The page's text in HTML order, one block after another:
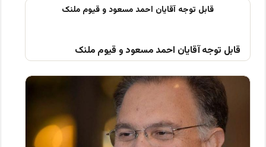
قابل توجه آقایان احمد مسعود و قیوم ملنک